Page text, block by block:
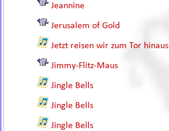
Jeannine
Jerusalem of Gold
Jetzt reisen wir zum Tor hinaus
Jimmy-Flitz-Maus
Jingle Bells
Jingle Bells
Jingle Bells